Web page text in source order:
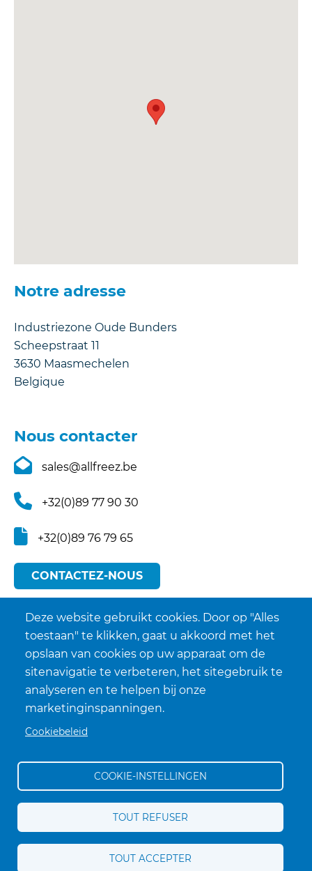
Notre adresse
Industriezone Oude Bunders
Scheepstraat 11
3630 Maasmechelen
Belgique
Nous contacter
sales@allfreez.be
+32(0)89 77 90 30
+32(0)89 76 79 65
CONTACTEZ-NOUS
Voet
Conditions générales de vente
Politique de confidentialité
Politique de cookies
Deze website gebruikt cookies. Door op "Alles
toestaan" te klikken, gaat u akkoord met het
opslaan van cookies op uw apparaat om de
sitenavigatie te verbeteren, het sitegebruik te
analyseren en te helpen bij onze
marketinginspanningen.
Cookiebeleid
COOKIE-INSTELLINGEN
TOUT REFUSER
TOUT ACCEPTER